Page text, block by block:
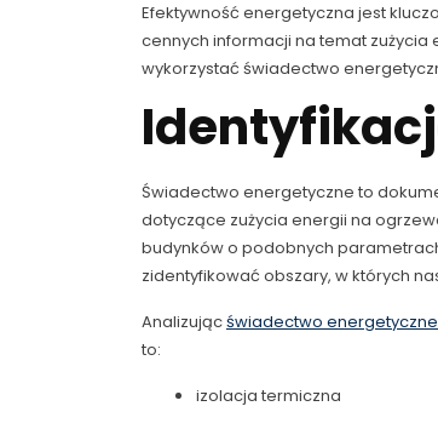
Efektywność energetyczna jest
cennych informacji na temat zużycia
wykorzystać świadectwo
Świadectwo energetyczne to
dotyczące zużycia energii na
budynków o podobnych
zidentyfikować obszary, w których
Analizującświadectwo
to:
izolacja termiczna